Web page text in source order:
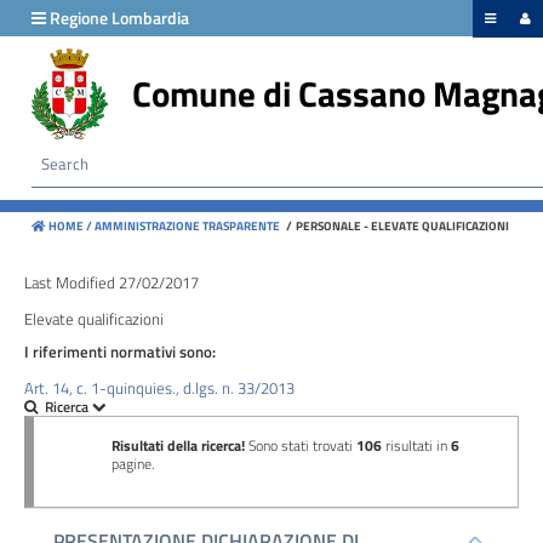
Regione Lombardia
Comune di Cassano
HOME /AMMINISTRAZIONE TRASPARENTE / PERSONALE - ELEVATE QUALIFICAZIONI
Last Modified 27/02/2017
Elevate qualificazioni
I riferimenti normativi sono:
Art. 14, c. 1-quinquies., d.lgs. n. 33/2013
menu
Disposizioni
generali
Organizzazione
collaboratori
Personale
concorso